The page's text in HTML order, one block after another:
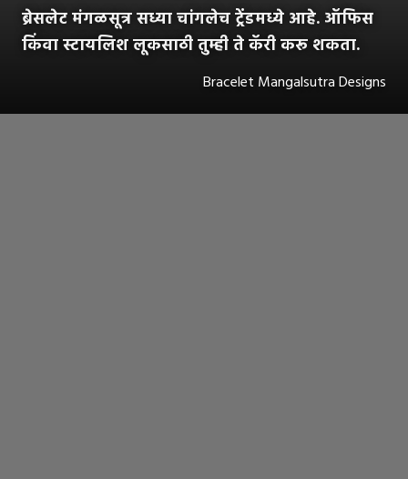
ब्रेसलेट मंगळसूत्र सध्या चांगलेच ट्रेंडमध्ये आहे. ऑफिस
किंवा स्टायलिश लूकसाठी तुम्ही ते कॅरी करू शकता.
Bracelet Mangalsutra Designs